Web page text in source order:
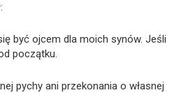
być ojcem dla moich synów. Jeśli
początku.
pychy ani przekonania o własnej